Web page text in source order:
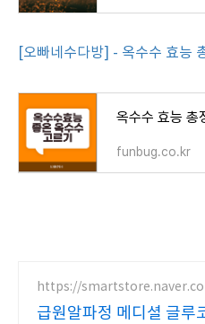
[오빠네수다방] - 옥수수 효능
옥수수 효능 총
funbug.co.kr
https://
급원알파정 메디셜 글루